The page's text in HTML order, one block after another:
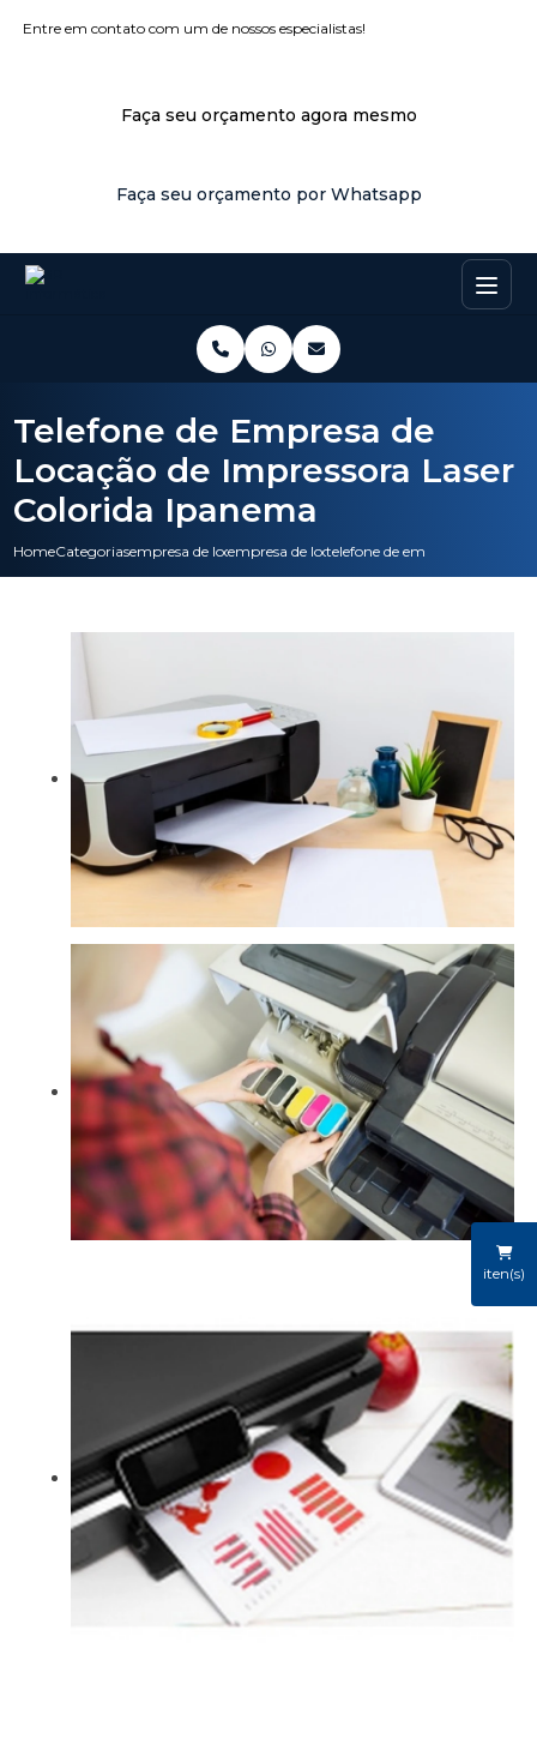
Entre em contato com um de nossos especialistas!
Faça seu orçamento agora mesmo
Faça seu orçamento por Whatsapp
iten(s)
HomeCategoriasempresa de locacao de impressoras
empresa de locacao de impressora laser
telefone de empresa de
Telefone de Empresa de
Locação de Impressora Laser
Colorida Ipanema